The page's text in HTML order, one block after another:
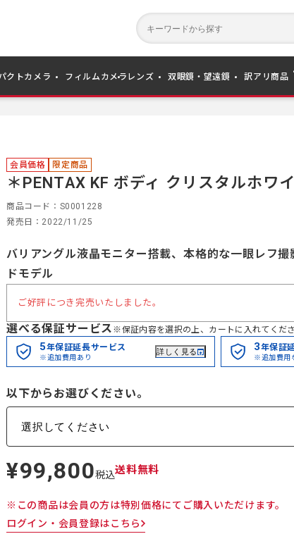
クトカメラ フィルムカメラ レンズ 双眼鏡・望遠鏡 訳アリ商品
会員価格 限定商品
＊PENTAX KF ボディ クリスタルホワ
商品コード
S0001228
発売日
2022/11/25
バリアングル液晶モニター搭載、本格的な一眼レフ
ドモデル
ご好評につき完売いたしました。
選べる保証サービス ※保証内容を選択の上、カートに入れてくださ
5年保証延長サービス
※追加費用あり
詳しく見る 3年保証
※追加費用
以下からお選びください。
定
価
¥99,800税込送料無料
※この商品は会員の方は特別価格にてご購入いただけます。
ログイン・会員登録はこちら